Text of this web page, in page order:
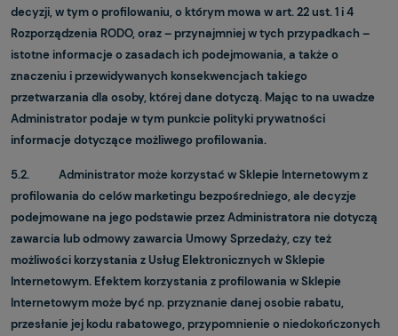
decyzji, w tym o profilowaniu, o którym mowa w art. 22 ust. 1 i 4
Rozporządzenia RODO, oraz – przynajmniej w tych przypadkach –
istotne informacje o zasadach ich podejmowania, a także o
znaczeniu i przewidywanych konsekwencjach takiego
przetwarzania dla osoby, której dane dotyczą. Mając to na uwadze
Administrator podaje w tym punkcie polityki prywatności
informacje dotyczące możliwego profilowania.
5.2. Administrator może korzystać w Sklepie Internetowym z
profilowania do celów marketingu bezpośredniego, ale decyzje
podejmowane na jego podstawie przez Administratora nie dotyczą
zawarcia lub odmowy zawarcia Umowy Sprzedaży, czy też
możliwości korzystania z Usług Elektronicznych w Sklepie
Internetowym. Efektem korzystania z profilowania w Sklepie
Internetowym może być np. przyznanie danej osobie rabatu,
przesłanie jej kodu rabatowego, przypomnienie o niedokończonych